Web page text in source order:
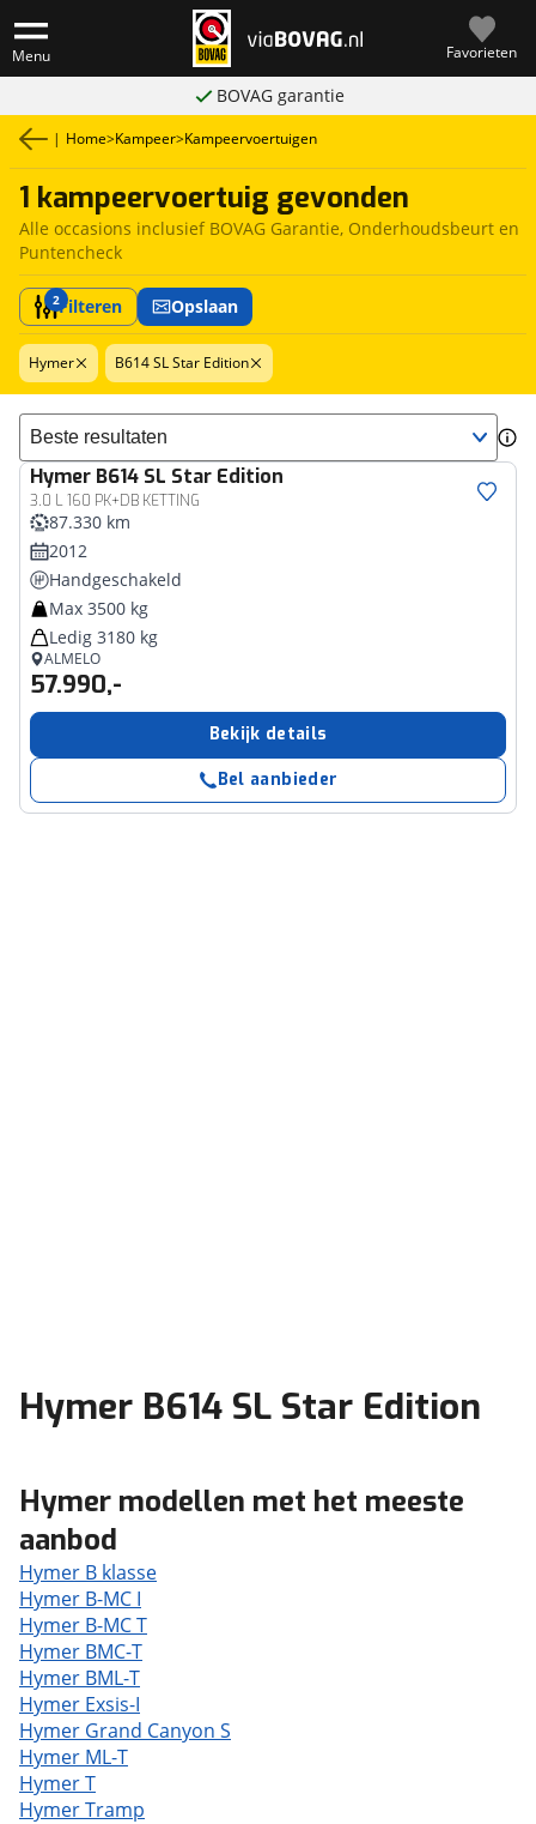
Menu Favorieten
BOVAG garantie
| Home>Kampeer>Kampeervoertuigen
1 kampeervoertuig gevonden
Alle occasions inclusief BOVAG Garantie, Onderhoudsbeurt en
Puntencheck
2Filteren Opslaan
Hymer B614 SL Star Edition
Sorteer resultaten
Hymer B614 SL Star Edition
3.0 L 160 PK+DB KETTING
87.330 km
2012
Handgeschakeld
Max 3500 kg
Ledig 3180 kg
ALMELO
57.990,-
Bekijk details
Bel aanbieder
Hymer B614 SL Star Edition
Hymer modellen met het meeste
aanbod
Hymer B klasse
Hymer B-MC I
Hymer B-MC T
Hymer BMC-T
Hymer BML-T
Hymer Exsis-I
Hymer Grand Canyon S
Hymer ML-T
Hymer T
Hymer Tramp